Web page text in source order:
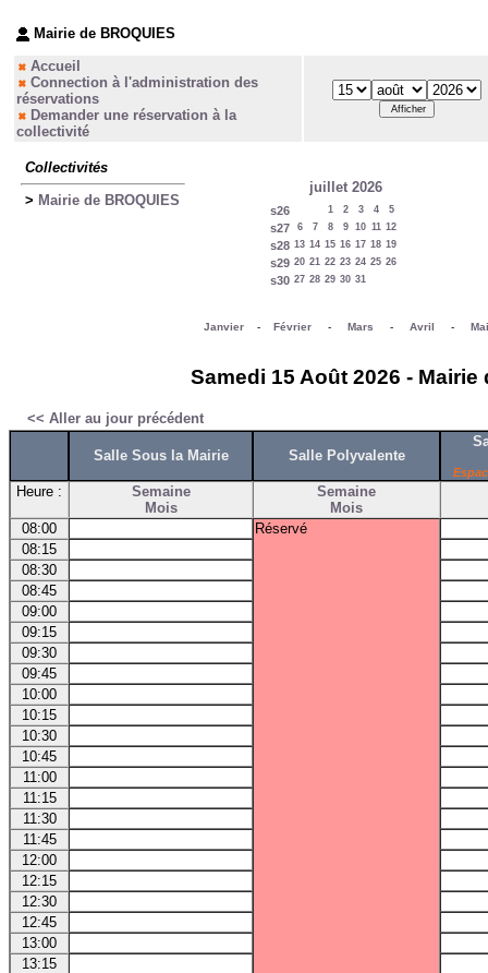
Mairie de BROQUIES
Accueil
Connection à l'administration des
réservations
Demander une réservation à la
collectivité
Collectivités
> Mairie de BROQUIES
juillet 2026
s26 1 2 3 4 5
s27 6 7 8 9 10 11 12
s28 13 14 15 16 17 18 19
s29 20 21 22 23 24 25 26
s30 27 28 29 30 31
Janvier- Février- Mars - Avril - Mai
Samedi 15 Août 2026 -
<< Aller au jour précédent
Salle Sous la Mairie Salle Polyvalente
Heure :
Semaine
Mois
Semaine
Mois
08:00
Réservé
08:15
08:30
08:45
09:00
09:15
09:30
09:45
10:00
10:15
10:30
10:45
11:00
11:15
11:30
11:45
12:00
12:15
12:30
12:45
13:00
13:15